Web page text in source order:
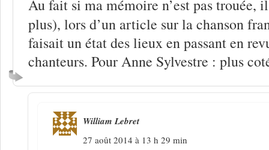
Au fait si ma mémoire n’est pas trouée,
plus), lors d’un article sur la chanson
faisait un état des lieux en passant en
chanteurs. Pour Anne Sylvestre : plus
William Lebret
27 août 2014 à 13 h 29 min